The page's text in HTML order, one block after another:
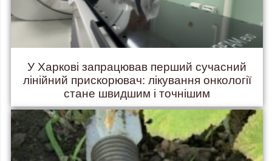
У Харкові запрацював перший сучасний
лінійний прискорювач: лікування онкології
стане швидшим і точнішим